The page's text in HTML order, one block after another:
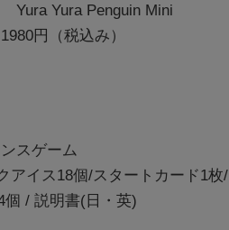
Yura Yura Penguin Mini
円（税込み）
スゲーム
アイス18個/スタートカード1枚/
個 / 説明書(日・英)